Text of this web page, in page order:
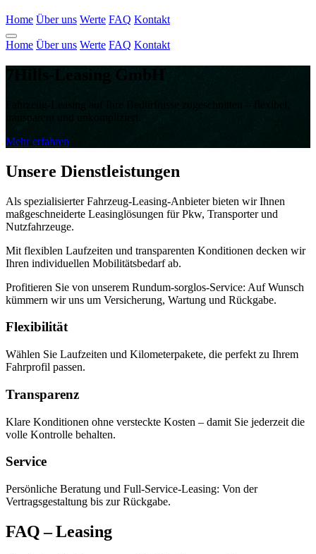
Home Über uns Werte FAQ Kontakt
Home Über uns Werte FAQ Kontakt
7Hills-Leasing GmbH
Mehr erfahren
Unsere Dienstleistungen
Als spezialisierter Fahrzeug-Leasing-Anbieter bieten wir Ihnen
maßgeschneiderte Leasinglösungen für Pkw, Transporter und
Nutzfahrzeuge.
Mit flexiblen Laufzeiten und transparenten Konditionen decken wir
Ihren individuellen Mobilitätsbedarf ab.
Profitieren Sie von unserem Rundum‑sorglos‑Service: Auf Wunsch
kümmern wir uns um Versicherung, Wartung und Rückgabe.
Flexibilität
Wählen Sie Laufzeiten und Kilometerpakete, die perfekt zu Ihrem
Fahrprofil passen.
Transparenz
Klare Konditionen ohne versteckte Kosten – damit Sie jederzeit die
volle Kontrolle behalten.
Service
Persönliche Beratung und Full‑Service‑Leasing: Von der
Vertragsgestaltung bis zur Rückgabe.
FAQ – Leasing